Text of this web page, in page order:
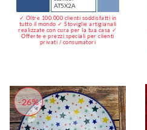
AT5X2A
✓ Oltre 100.000 clienti soddisfatti in
tutto il mondo ✓ Stoviglie artigianali
realizzate con cura per la tua casa ✓
Offerte e prezzi speciali per clienti
privati / consumatori
-26%